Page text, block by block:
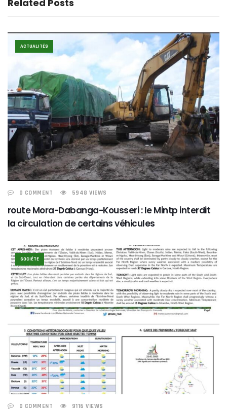
Related Posts
ACTUALITÉS
0 COMMENT 5948 VIEWS
route Mora-Dabanga-Kousseri : le Mintp interdit
la circulation de certains véhicules
SOCIÉTE
0 COMMENT 9116 VIEWS